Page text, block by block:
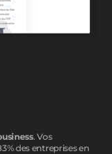
. Vos
des entreprises en